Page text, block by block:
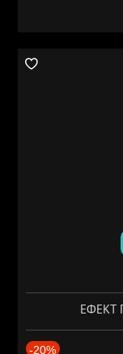
ЕФЕКТ
-20%